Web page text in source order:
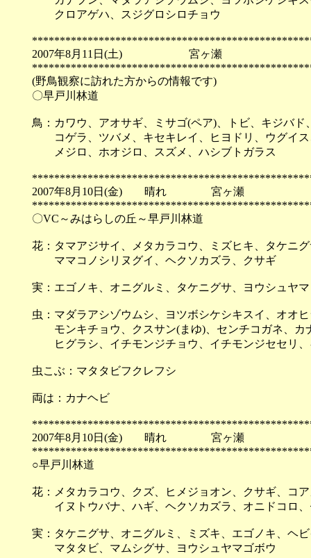
クロアゲハ、スジグロシロチョウ
2007年8月11日(土) 宮ヶ瀬
(野鳥観察に訪れた方からの情報です)
〇早戸川林道
鳥：カワウ、アオサギ、ミサゴ(ペア)、トビ、キジバ
コゲラ、ツバメ、キセキレイ、ヒヨドリ、ウグイス
メジロ、ホオジロ、スズメ、ハシブトガラス
2007年8月10日(金) 晴れ 宮ヶ瀬
〇VC～みはらしの丘～早戸川林道
花：タマアジサイ、メタカラコウ、ミズヒキ、タケニ
ママコノシリヌグイ、ヘクソカズラ、クサギ
実：エゴノキ、オニグルミ、タケニグサ、ヨウシュヤ
虫：マダラアシゾウムシ、ヨツボシケシキスイ、オオ
モンキチョウ、クスサン(まゆ)、センチコガネ、カ
ヒグラシ、イチモンジチョウ、イチモンジセセリ、
虫こぶ：マタタビフクレフシ
両は：カナヘビ
2007年8月10日(金) 晴れ 宮ヶ瀬
○早戸川林道
花：メタカラコウ、クズ、ヒメジョオン、クサギ、コ
イヌトウバナ、ハギ、ヘクソカズラ、オニドコロ、
実：タケニグサ、オニグルミ、ミズキ、エゴノキ、ヘ
マタタビ、マムシグサ、ヨウシュヤマゴボウ